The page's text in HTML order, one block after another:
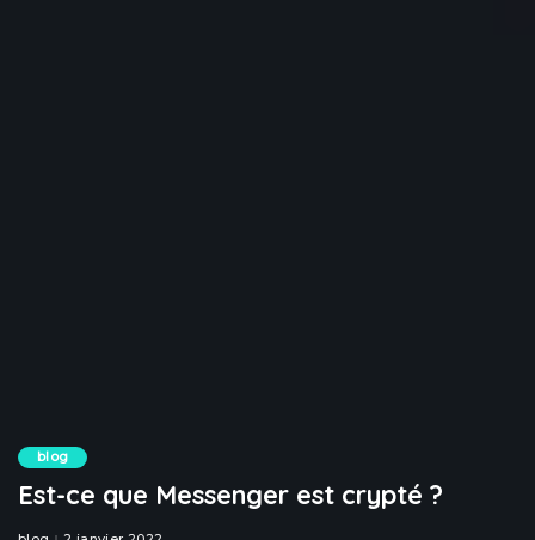
blog
Est-ce que Messenger est crypté ?